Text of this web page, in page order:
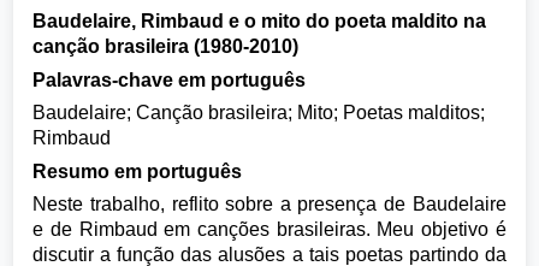
Baudelaire, Rimbaud e o mito do poeta maldito na
canção brasileira (1980-2010)
Palavras-chave em português
Baudelaire; Canção brasileira; Mito; Poetas malditos;
Rimbaud
Resumo em português
Neste trabalho, reflito sobre a presença de Baudelaire
e de Rimbaud em canções brasileiras. Meu objetivo é
discutir a função das alusões a tais poetas partindo da